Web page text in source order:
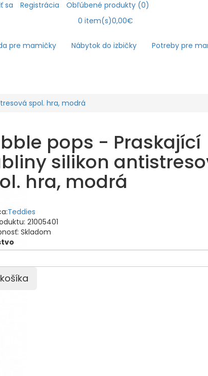
sa Registrácia
Obľúbené produkty (0)
0 item(s)0,00€
pre mamičky Nábytok do izbičky Potreby pre
spol. hra, modrá
pops - Praskající
silikon
hra, modrá
Teddies
21005401
Skladom